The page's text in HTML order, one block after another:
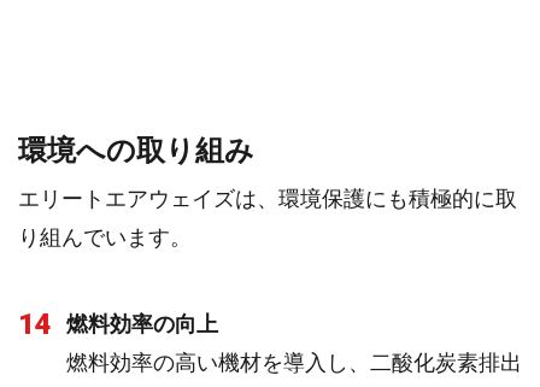
環境への取り組み
エリートエアウェイズは、環境保護にも積極的に取
り組んでいます。
14
燃料効率の向上
燃料効率の高い機材を導入し、二酸化炭素排出